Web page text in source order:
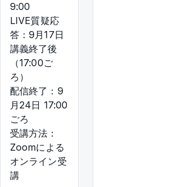
9:00
LIVE質疑応
答：9月17日
講義終了後
（17:00ご
ろ）
配信終了：9
月24日 17:00
ごろ
受講方法：
Zoomによる
オンライン受
講